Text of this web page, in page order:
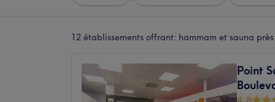
12 établissements offrant: hammam et sauna
Point